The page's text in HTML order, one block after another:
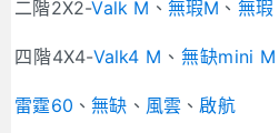
二階2X2-Valk M 、 無瑕M 、 無瑕
四階4X4-Valk4 M 、 無缺mini M
雷霆60 、無缺 、 風雲 、啟航